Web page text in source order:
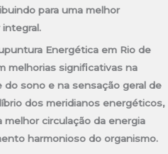
para uma melhor
Energética em Rio de
melhorias significativas na
sono e na sensação geral de
dos meridianos energéticos,
circulação da energia
harmonioso do organismo.